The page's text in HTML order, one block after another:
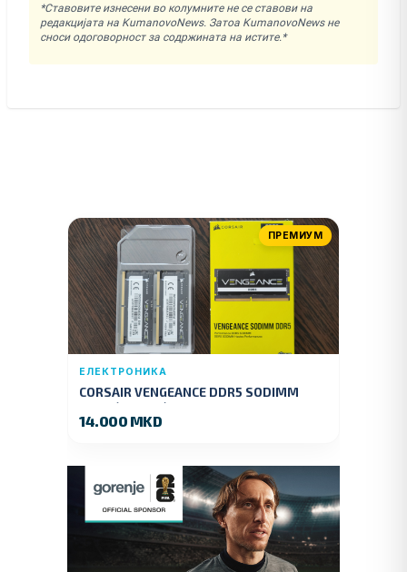
*Ставовите изнесени во колумните не се ставови на
редакцијата на KumanovoNews. Затоа KumanovoNews не
сноси одоговорност за содржината на истите.*
ПРЕМИУМ
ЕЛЕКТРОНИКА
CORSAIR VENGEANCE DDR5 SODIMM
32GB (2x16GB) DDR5 4800MT/s
14.000 MKD